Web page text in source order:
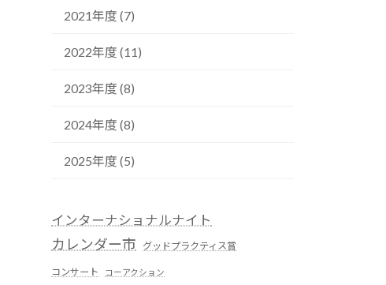
2021年度 (7)
2022年度 (11)
2023年度 (8)
2024年度 (8)
2025年度 (5)
インターナショナルナイト
カレンダー市 グッドプラクティス賞
コンサート コーアクション